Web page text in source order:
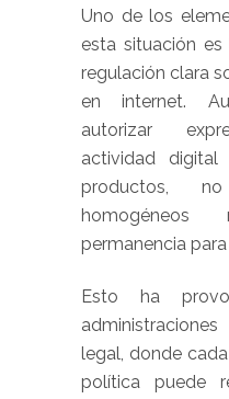
Uno de los
esta situación
regulación clara
en internet.
autorizar
actividad digital
productos,
permanencia
Esto ha
legal, donde
política puede